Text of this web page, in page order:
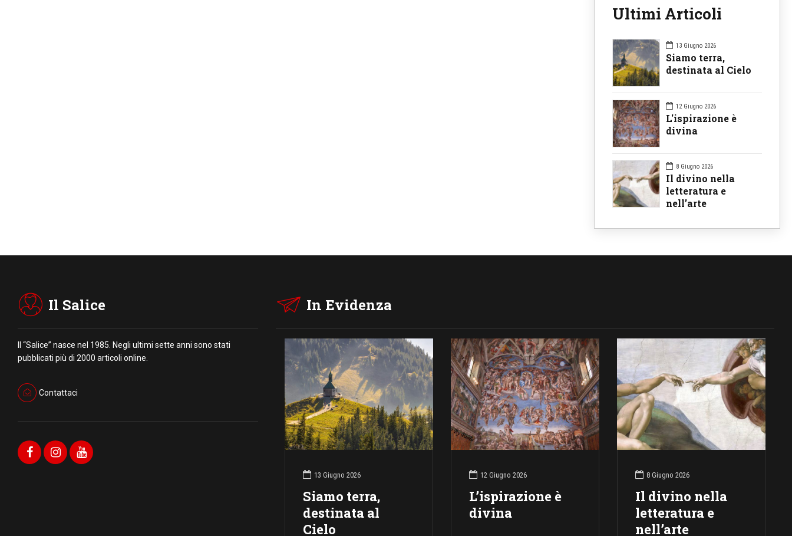
Ultimi Articoli
13 Giugno 2026
Siamo terra,
destinata al Cielo
12 Giugno 2026
L'ispirazione è
divina
8 Giugno 2026
Il divino nella
letteratura e
nell’arte
Il Salice
Il “Salice” nasce nel 1985. Negli ultimi sette anni sono stati
pubblicati più di 2000 articoli online.
Contattaci
In Evidenza
13 Giugno 2026
Siamo terra,
destinata al
Cielo
12 Giugno 2026
L’ispirazione è
divina
8 Giugno 2026
Il divino nella
letteratura e
nell’arte